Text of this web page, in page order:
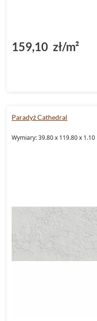
159,10 zł/m²
Paradyż Cathedral
Wymiary: 39.80 x 119.80 x 1.10